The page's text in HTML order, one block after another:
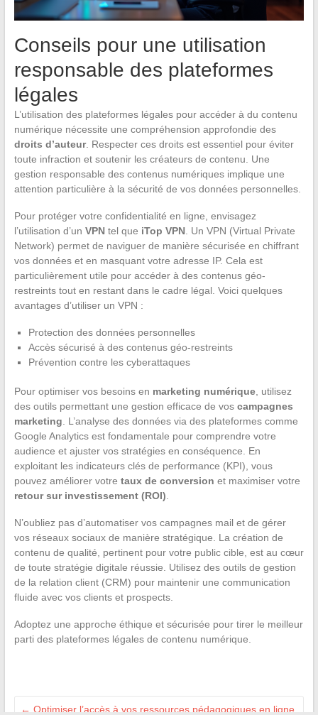
Conseils pour une utilisation
responsable des plateformes
légales
L’utilisation des plateformes légales pour accéder à du contenu
numérique nécessite une compréhension approfondie des
droits d’auteur. Respecter ces droits est essentiel pour éviter
toute infraction et soutenir les créateurs de contenu. Une
gestion responsable des contenus numériques implique une
attention particulière à la sécurité de vos données personnelles.
Pour protéger votre confidentialité en ligne, envisagez
l’utilisation d’un VPNtel que iTop VPN. Un VPN (Virtual Private
Network) permet de naviguer de manière sécurisée en chiffrant
vos données et en masquant votre adresse IP. Cela est
particulièrement utile pour accéder à des contenus géo-
restreints tout en restant dans le cadre légal. Voici quelques
avantages d’utiliser un VPN :
Protection des données personnelles
Accès sécurisé à des contenus géo-restreints
Prévention contre les cyberattaques
Pour optimiser vos besoins en marketing numérique, utilisez
des outils permettant une gestion efficace de vos campagnes
marketing . L’analyse des données via des plateformes comme
Google Analytics est fondamentale pour comprendre votre
audience et ajuster vos stratégies en conséquence. En
exploitant les indicateurs clés de performance (KPI), vous
pouvez améliorer votre taux de conversion et maximiser votre
retour sur investissement (ROI)
N’oubliez pas d’automatiser vos campagnes mail et de gérer
vos réseaux sociaux de manière stratégique. La création de
contenu de qualité, pertinent pour votre public cible, est au cœur
de toute stratégie digitale réussie. Utilisez des outils de gestion
de la relation client (CRM) pour maintenir une communication
fluide avec vos clients et prospects.
Adoptez une approche éthique et sécurisée pour tirer le meilleur
parti des plateformes légales de contenu numérique.
← Optimiser l’accès à vos ressources pédagogiques en ligne